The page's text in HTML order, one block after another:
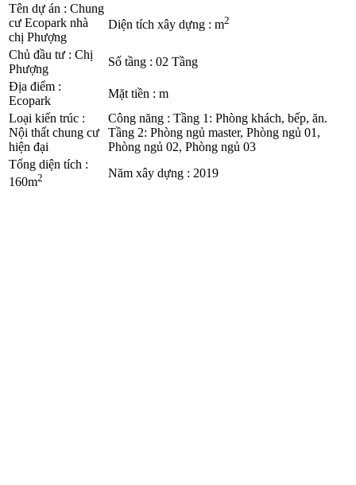
Tên dự án : Chung
cư Ecopark nhà
chị Phượng
Diện tích xây dựng : m2
Chủ đầu tư : Chị
Phượng
Số tầng : 02 Tầng
Địa điểm :
Ecopark
Mặt tiền : m
Loại kiến trúc :
Nội thất chung cư
hiện đại
Công năng : Tầng 1: Phòng khách, bếp, ăn.
Tầng 2: Phòng ngủ master, Phòng ngủ 01,
Phòng ngủ 02, Phòng ngủ 03
Tổng diện tích :
160m2 Năm xây dựng : 2019